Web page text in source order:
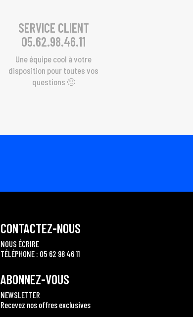
SERVICE CLIENT
05.62.98.46.11
Une équipe cool à votre
disposition pour toutes vos
questions 🙂
CONTACTEZ-NOUS
NOUS ÉCRIRE
TÉLÉPHONE : 05 62 98 46 11
ABONNEZ-VOUS
NEWSLETTER
Recevez nos offres exclusives